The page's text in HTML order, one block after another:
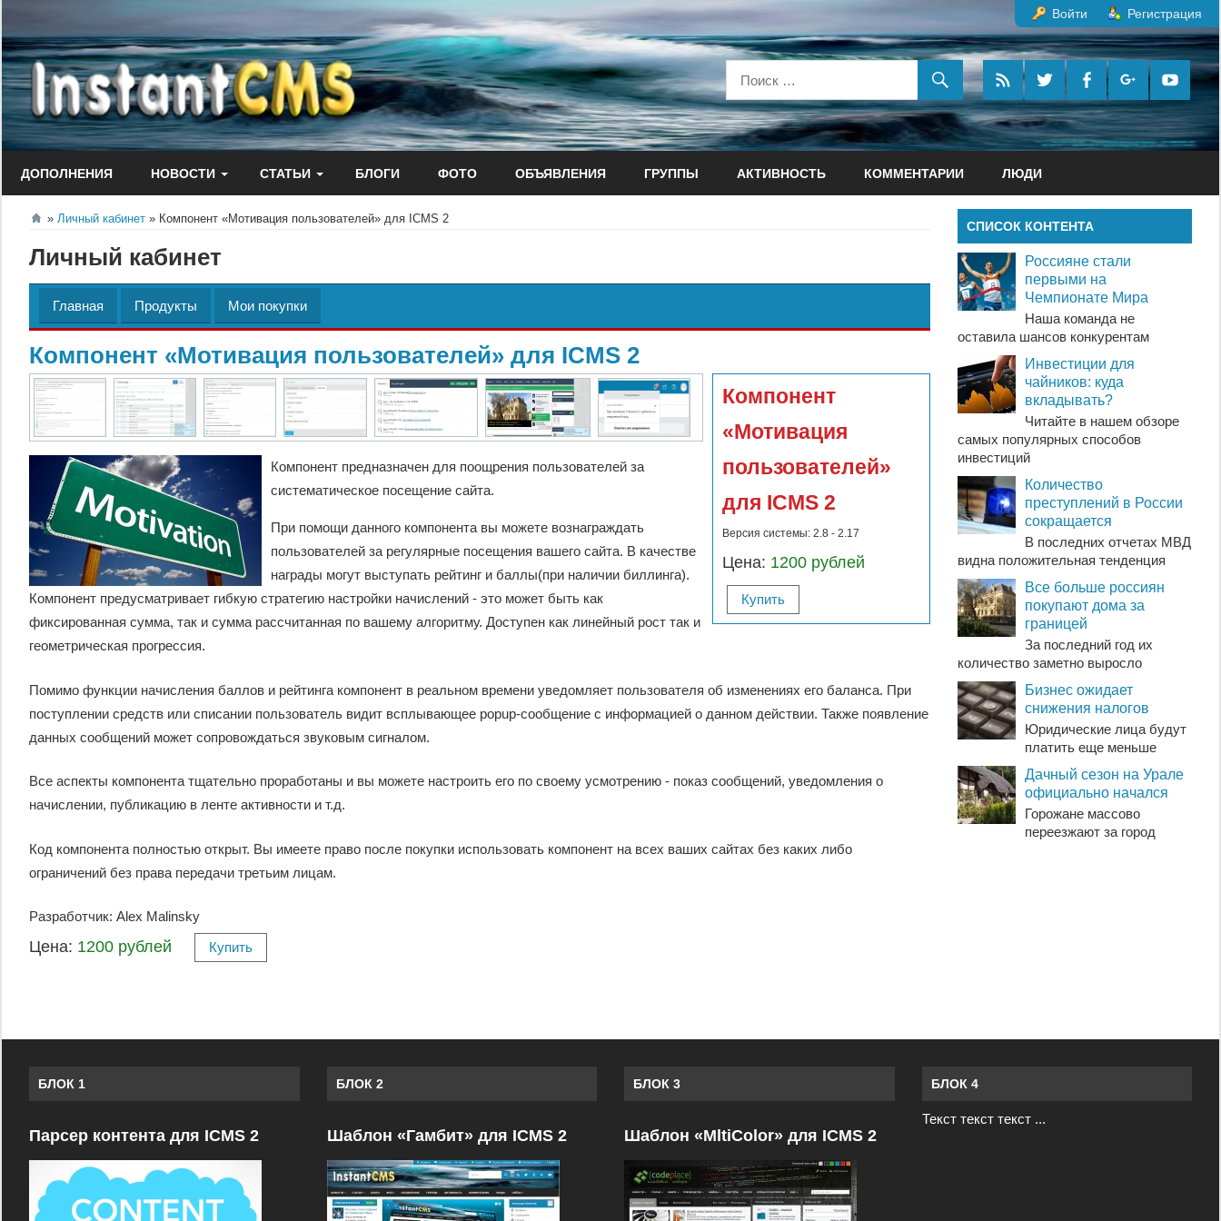
к
содержанию
Войти Регистрация
ДОПОЛНЕНИЯ НОВОСТИ СТАТЬИ БЛОГИ ФОТО ОБЪЯВЛЕНИЯ ГРУППЫ АКТИВНОСТЬ КОММЕНТАРИИ ЛЮДИ
Личный кабинет Компонент «Мотивация пользователей» для ICMS 2
Личный кабинет
Главная Продукты Мои покупки
Компонент «Мотивация пользователей» для ICMS 2
Компонент
«Мотивация
пользователей»
для ICMS 2
Версия системы: 2.8 - 2.17
Цена: 1200 рублей
Купить
Компонент предназначен для поощрения пользователей за
систематическое посещение сайта.
При помощи данного компонента вы можете вознаграждать
пользователей за регулярные посещения вашего сайта. В качестве
награды могут выступать рейтинг и баллы(при наличии биллинга).
Компонент предусматривает гибкую стратегию настройки начислений - это может быть как
фиксированная сумма, так и сумма рассчитанная по вашему алгоритму. Доступен как линейный рост так и
геометрическая прогрессия.
Помимо функции начисления баллов и рейтинга компонент в реальном времени уведомляет пользователя об изменениях его баланса. При
поступлении средств или списании пользователь видит всплывающее popup-сообщение с информацией о данном действии. Также появление
данных сообщений может сопровождаться звуковым сигналом.
Все аспекты компонента тщательно проработаны и вы можете настроить его по своему усмотрению - показ сообщений, уведомления о
начислении, публикацию в ленте активности и т.д.
Код компонента полностью открыт. Вы имеете право после покупки использовать компонент на всех ваших сайтах без каких либо
ограничений без права передачи третьим лицам.
Разработчик: Alex Malinsky
Цена: 1200 рублей Купить
СПИСОК КОНТЕНТА
Россияне стали
первыми на
Чемпионате Мира
Наша команда не
оставила шансов конкурентам
Инвестиции для
чайников: куда
вкладывать?
Читайте в нашем обзоре
самых популярных способов
инвестиций
Количество
преступлений в России
сокращается
В последних отчетах МВД
видна положительная тенденция
Все больше россиян
покупают дома за
границей
За последний год их
количество заметно выросло
Бизнес ожидает
снижения налогов
Юридические лица будут
платить еще меньше
Дачный сезон на Урале
официально начался
Горожане массово
переезжают за город
БЛОК 1
Парсер контента для ICMS 2
БЛОК 2
Шаблон «Гамбит» для ICMS 2
БЛОК 3
Шаблон «MltiColor» для ICMS 2
БЛОК 4
Текст текст текст ...